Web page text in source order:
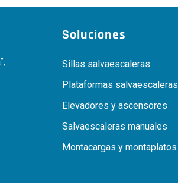
Soluciones
Sillas salvaescaleras
Plataformas salvaescaleras
Elevadores y ascensores
Salvaescaleras manuales
Montacargas y montaplatos